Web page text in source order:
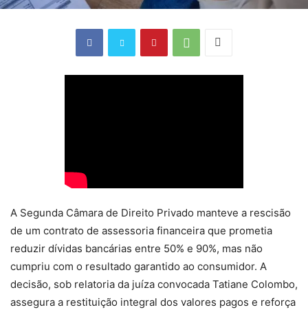
A Segunda Câmara de Direito Privado manteve a rescisão
de um contrato de assessoria financeira que prometia
reduzir dívidas bancárias entre 50% e 90%, mas não
cumpriu com o resultado garantido ao consumidor. A
decisão, sob relatoria da juíza convocada Tatiane Colombo,
assegura a restituição integral dos valores pagos e reforça